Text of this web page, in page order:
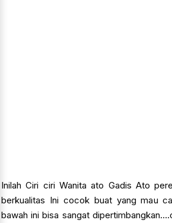
Inilah Ciri ciri Wanita ato Gadis Ato
berkualitas Ini cocok buat yang mau
bawah ini bisa sangat